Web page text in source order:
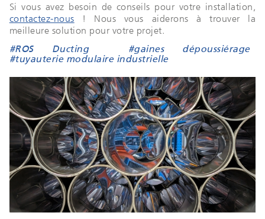
Si vous avez besoin de conseils pour votre installation,
contactez-nous ! Nous vous aiderons à trouver la
meilleure solution pour votre projet.
#ROS Ducting
#gaines dépoussiérage
#tuyauterie modulaire industrielle